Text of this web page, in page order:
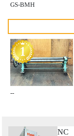
GS-BMH
--
NC